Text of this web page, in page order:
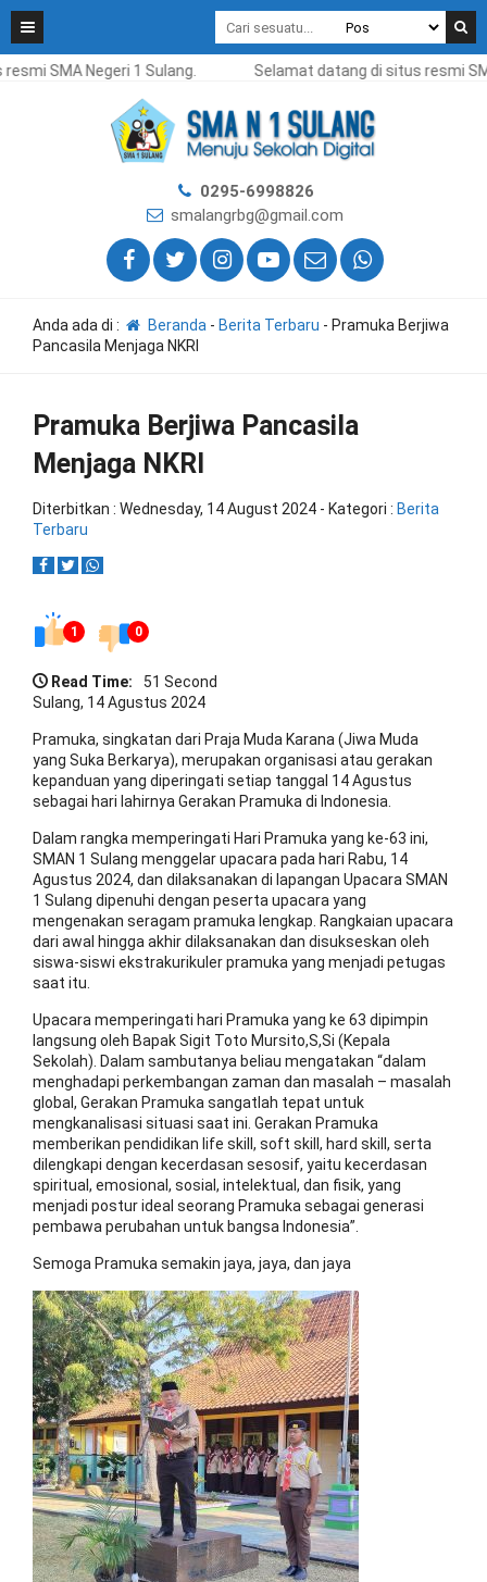
SMA Negeri 1 Sulang. Selamat datang di situs resmi SMA
0295-6998826
smalangrbg@gmail.com
Anda ada di : Beranda - Berita Terbaru - Pramuka Berjiwa
Pancasila Menjaga NKRI
Pramuka Berjiwa Pancasila
Menjaga NKRI
Diterbitkan : Wednesday, 14 August 2024 - Kategori : Berita
Terbaru
1 0
Read Time:
51 Second
Sulang, 14 Agustus 2024
Pramuka, singkatan dari Praja Muda Karana (Jiwa Muda
yang Suka Berkarya), merupakan organisasi atau gerakan
kepanduan yang diperingati setiap tanggal 14 Agustus
sebagai hari lahirnya Gerakan Pramuka di Indonesia.
Dalam rangka memperingati Hari Pramuka yang ke-63 ini,
SMAN 1 Sulang menggelar upacara pada hari Rabu, 14
Agustus 2024, dan dilaksanakan di lapangan Upacara SMAN
1 Sulang dipenuhi dengan peserta upacara yang
mengenakan seragam pramuka lengkap. Rangkaian upacara
dari awal hingga akhir dilaksanakan dan disukseskan oleh
siswa-siswi ekstrakurikuler pramuka yang menjadi petugas
saat itu.
Upacara memperingati hari Pramuka yang ke 63 dipimpin
langsung oleh Bapak Sigit Toto Mursito,S,Si (Kepala
Sekolah). Dalam sambutanya beliau mengatakan “dalam
menghadapi perkembangan zaman dan masalah – masalah
global, Gerakan Pramuka sangatlah tepat untuk
mengkanalisasi situasi saat ini. Gerakan Pramuka
memberikan pendidikan life skill, soft skill, hard skill, serta
dilengkapi dengan kecerdasan sesosif, yaitu kecerdasan
spiritual, emosional, sosial, intelektual, dan fisik, yang
menjadi postur ideal seorang Pramuka sebagai generasi
pembawa perubahan untuk bangsa Indonesia”.
Semoga Pramuka semakin jaya, jaya, dan jaya